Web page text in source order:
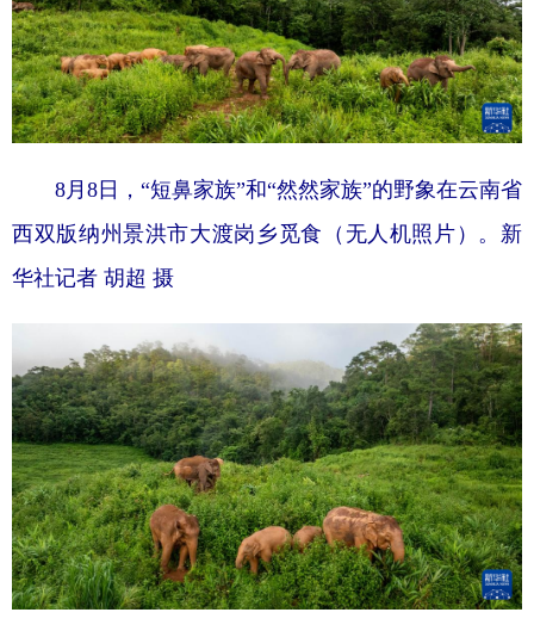
8月8日，“短鼻家族”和“然然家族”的野象在云南省
西双版纳州景洪市大渡岗乡觅食（无人机照片）。 新
华社记者 胡超 摄